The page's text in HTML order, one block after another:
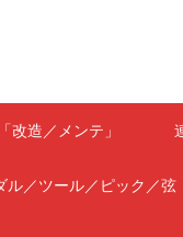
改造／メンテ」
ル／ツール／ピック／弦